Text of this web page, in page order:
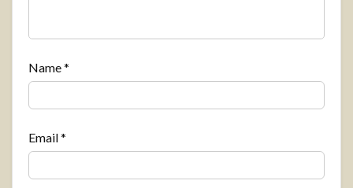
Name*
Email*